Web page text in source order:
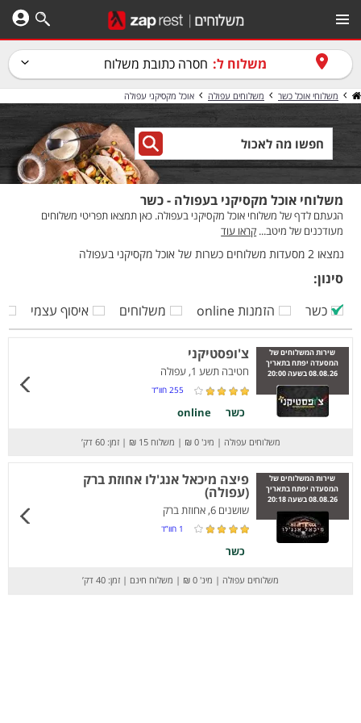
משלוח ל: חסרה כתובת משלוח
משלוחי אוכל כשר משלוחים עפולה אוכל מקסיקני עפולה
משלוחי אוכל מקסיקני בעפולה - כשר
הגעתם לדף של משלוחי אוכל מקסיקני בעפולה. כאן תמצאו תפריטי משלוחים
מעודכנים של מיטב... קראו עוד
נמצאו 2 מסעדות משלוחים כשרות של אוכל מקסיקני בעפולה
סינון:
כשר
הזמנות online משלוחים איסוף עצמי
שירות המשלוחים של
המסעדה יפתח בתאריך
08.08.26 בשעה 20:00
צ'ופסטיקני
חטיבה תשע 1, עפולה
255 חוו”ד
כשר online
משלוחים עפולה | מינ' 0 ₪ | משלוח 15 ₪ | זמן: 60 דק’
שירות המשלוחים של
המסעדה יפתח בתאריך
08.08.26 בשעה 20:18
פיצה מיכאל אנג'לו אחוזת ברק
(עפולה)
שושנים 6, אחוזת ברק
1 חוו”ד
כשר
משלוחים עפולה | מינ' 0 ₪ | משלוח חינם | זמן: 40 דק’